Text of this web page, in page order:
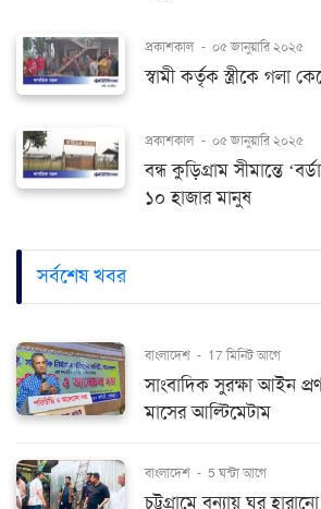
প্রকাশকাল - ০৫ জানুয়ারি ২০২৫
স্বামী কর্তৃক স্ত্রীকে গলা
প্রকাশকাল - ০৫ জানুয়ারি ২০২৫
বন্ধ কুড়িগ্রাম সীমান্তে
১০ হাজার মানুষ
সর্বশেষ খবর
বাংলাদেশ - 17 মিনিট আগে
সাংবাদিক সুরক্ষা আইন
মাসের আল্টিমেটাম
বাংলাদেশ - 5 ঘন্টা আগে
চট্টগ্রামে বন্যায় ঘর